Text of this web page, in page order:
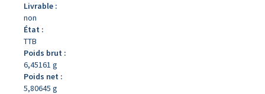
Livrable :
non
État :
TTB
Poids brut :
6,45161 g
Poids net :
5,80645 g